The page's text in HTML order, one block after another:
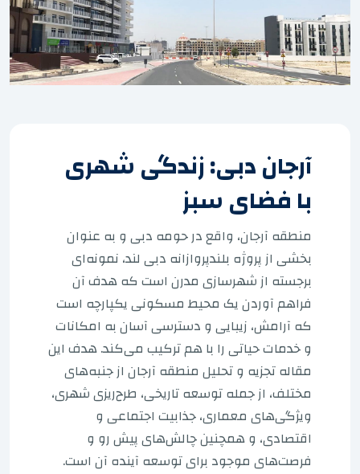
آرجان دبی: زندگی شهری
با فضای سبز
منطقه آرجان، واقع در حومه دبی و به عنوان
بخشی از پروژه بلندپروازانه دبی لند، نمونه‌ای
برجسته از شهرسازی مدرن است که هدف آن
فراهم آوردن یک محیط مسکونی یکپارچه است
که آرامش، زیبایی و دسترسی آسان به امکانات
و خدمات حیاتی را با هم ترکیب می‌کند. هدف این
مقاله تجزیه و تحلیل منطقه آرجان از جنبه‌های
مختلف، از جمله توسعه تاریخی، طرح‌ریزی شهری،
ویژگی‌های معماری، جذابیت اجتماعی و
اقتصادی، و همچنین چالش‌های پیش رو و
فرصت‌های موجود برای توسعه آینده آن است.